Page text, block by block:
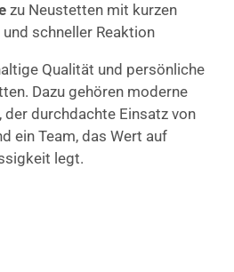
zu Neustetten mit kurzen
schneller Reaktion
Qualität und persönliche
Dazu gehören moderne
der durchdachte Einsatz von
ein Team, das Wert auf
legt.